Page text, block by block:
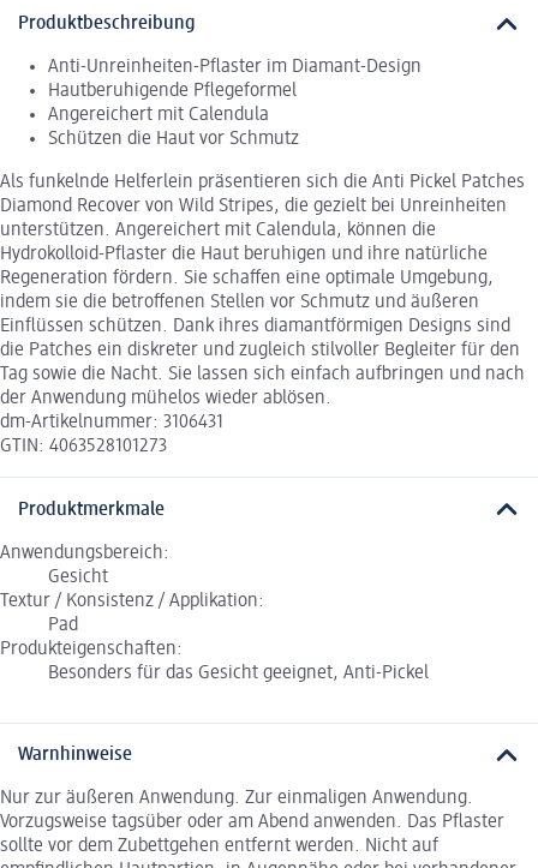
Produktbeschreibung
Anti-Unreinheiten-Pflaster im Diamant-Design
Hautberuhigende Pflegeformel
Angereichert mit Calendula
Schützen die Haut vor Schmutz
Als funkelnde Helferlein präsentieren sich die Anti Pickel Patches
Diamond Recover von Wild Stripes, die gezielt bei Unreinheiten
unterstützen. Angereichert mit Calendula, können die
Hydrokolloid-Pflaster die Haut beruhigen und ihre natürliche
Regeneration fördern. Sie schaffen eine optimale Umgebung,
indem sie die betroffenen Stellen vor Schmutz und äußeren
Einflüssen schützen. Dank ihres diamantförmigen Designs sind
die Patches ein diskreter und zugleich stilvoller Begleiter für den
Tag sowie die Nacht. Sie lassen sich einfach aufbringen und nach
der Anwendung mühelos wieder ablösen.
dm-Artikelnummer: 3106431
GTIN: 4063528101273
Produktmerkmale
Anwendungsbereich:
Gesicht
Textur / Konsistenz / Applikation:
Pad
Produkteigenschaften:
Besonders für das Gesicht geeignet, Anti-Pickel
Warnhinweise
Nur zur äußeren Anwendung. Zur einmaligen Anwendung.
Vorzugsweise tagsüber oder am Abend anwenden. Das Pflaster
sollte vor dem Zubettgehen entfernt werden. Nicht auf